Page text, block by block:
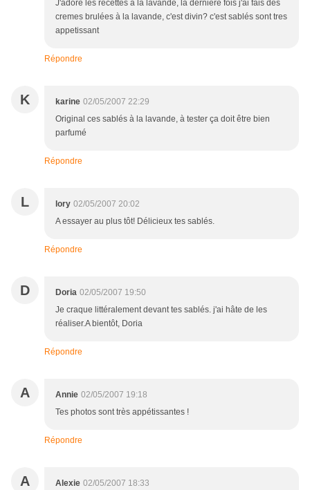
J'adore les recettes à la lavande, la derniere fois j'ai fais des
cremes brulées à la lavande, c'est divin? c'est sablés sont tres
appetissant
Répondre
K karine 02/05/2007 22:29
Original ces sablés à la lavande, à tester ça doit être bien
parfumé
Répondre
L lory 02/05/2007 20:02
A essayer au plus tôt! Délicieux tes sablés.
Répondre
D Doria 02/05/2007 19:50
Je craque littéralement devant tes sablés. j'ai hâte de les
réaliser.A bientôt, Doria
Répondre
A Annie 02/05/2007 19:18
Tes photos sont très appétissantes !
Répondre
A Alexie 02/05/2007 18:33